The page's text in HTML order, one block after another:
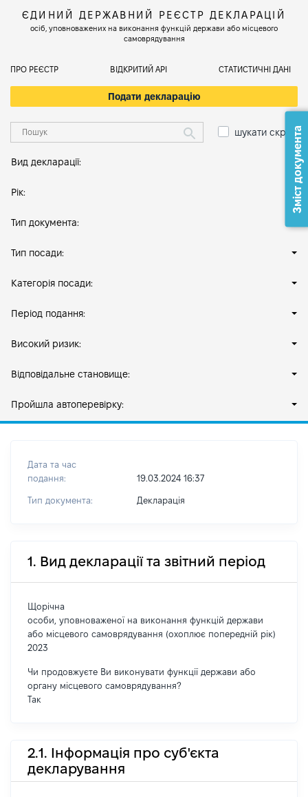
ЄДИНИЙ ДЕРЖАВНИЙ РЕЄСТР ДЕКЛАРАЦІЙ
осіб, уповноважених на виконання функцій держави або місцевого
самоврядування
ПРО РЕЄСТР ВІДКРИТИЙ АРІ СТАТИСТИЧНІ ДАНІ
Подати декларацію
шукати скрізь
Вид декларації:
Рік:
Тип документа:
Тип посади:
Категорія посади:
Період подання:
Високий ризик:
Відповідальне становище:
Пройшла автоперевірку:
Дата та час
подання:
19.03.2024 16:37
Тип документа: Декларація
1. Вид декларації та звітний період
Щорічна
особи, уповноваженої на виконання функцій держави
або місцевого самоврядування (охоплює попередній рік)
2023
Чи продовжуєте Ви виконувати функції держави або
органу місцевого самоврядування?
Так
2.1. Інформація про суб'єкта
декларування
Зміст документа